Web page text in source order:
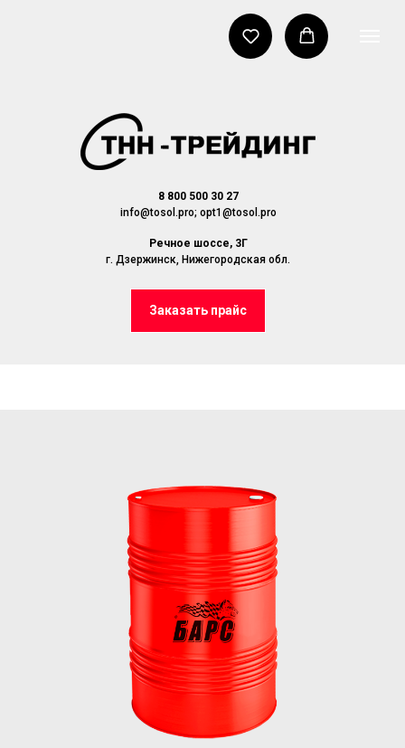
8 800 500 30 27
info@tosol.pro; opt1@tosol.pro
Речное шоссе, 3Г
г. Дзержинск, Нижегородская обл.
Заказать прайс